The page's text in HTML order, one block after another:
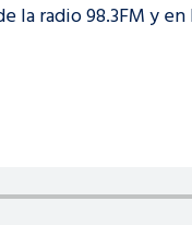
la radio 98.3FM y